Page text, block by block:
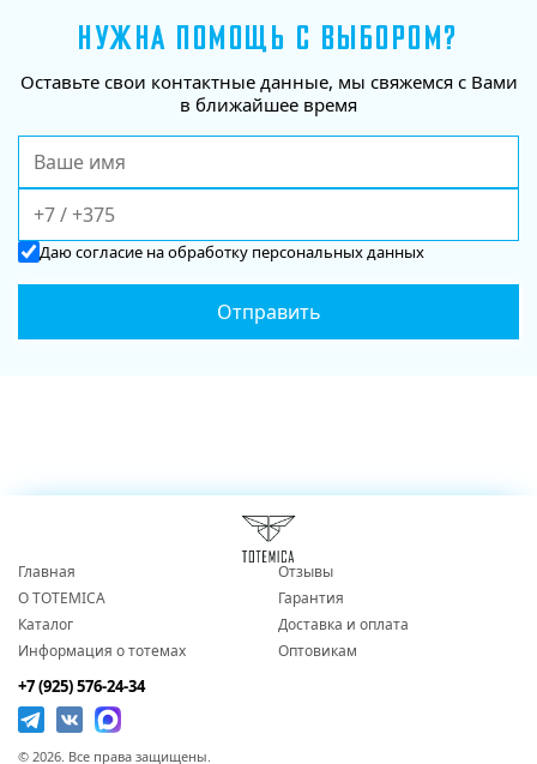
НУЖНА ПОМОЩЬ С ВЫБОРОМ?
Оставьте свои контактные данные, мы свяжемся с Вами
в ближайшее время
Даюсогласие на обработку персональных данных
Главная
О TOTEMICA
Каталог
Информация о тотемах
Отзывы
Гарантия
Доставка и оплата
Оптовикам
+7 (925) 576-24-34
© 2026. Все права защищены.